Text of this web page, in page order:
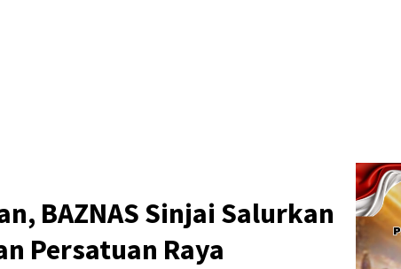
BAZNAS Sinjai Salurkan
Persatuan Raya